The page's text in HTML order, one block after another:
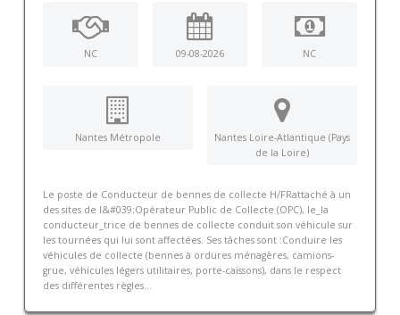
NC 09-08-2026 NC
Nantes Métropole
Nantes Loire-Atlantique (Pays
de la Loire)
Le poste de Conducteur de bennes de collecte H/FRattaché à un
des sites de l&#039;Opérateur Public de Collecte (OPC), le_la
conducteur_trice de bennes de collecte conduit son véhicule sur
les tournées qui lui sont affectées. Ses tâches sont :Conduire les
véhicules de collecte (bennes à ordures ménagères, camions-
grue, véhicules légers utilitaires, porte-caissons), dans le respect
des différentes règles...